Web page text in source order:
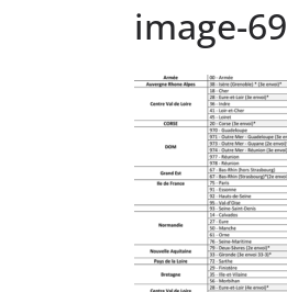
image-69